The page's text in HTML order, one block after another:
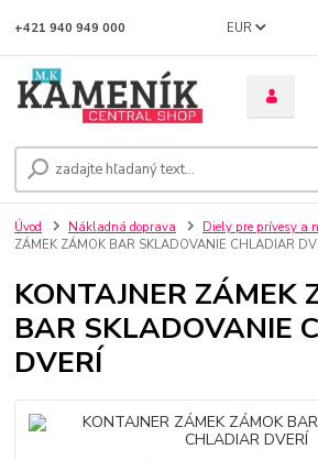
EUR
+421 940 949 000
Úvod Nákladná doprava Diely pre prívesy a
ZÁMEK ZÁMOK BAR SKLADOVANIE CHLADIAR
KONTAJNER ZÁMEK
BAR SKLADOVANIE
DVERÍ